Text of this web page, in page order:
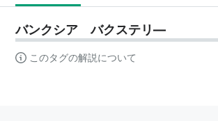
バンクシア バクステリ―
このタグの解説について